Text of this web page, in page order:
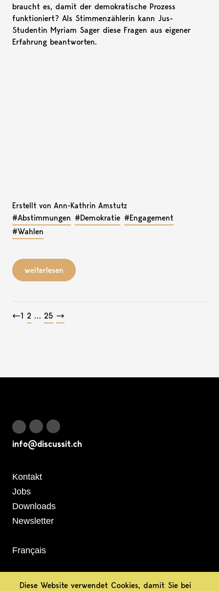
braucht es, damit der demokratische Prozess
funktioniert? Als Stimmenzählerin kann Jus-
Studentin Myriam Sager diese Fragen aus eigener
Erfahrung beantworten.
Erstellt von Ann-Kathrin Amstutz
#Abstimmungen #Demokratie #Engagement
#Wahlen
weiterlesen
Beitragsnavigation
←1 2 … 25 →
Discuss it auf Facebook
Discuss it auf Instagram
Discuss it auf Youtube
info@discussit.ch
Metanavigation
Kontakt
Jobs
Downloads
Newsletter
Français
informiert.
Diese Website verwendet Cookies, damit Sie bei